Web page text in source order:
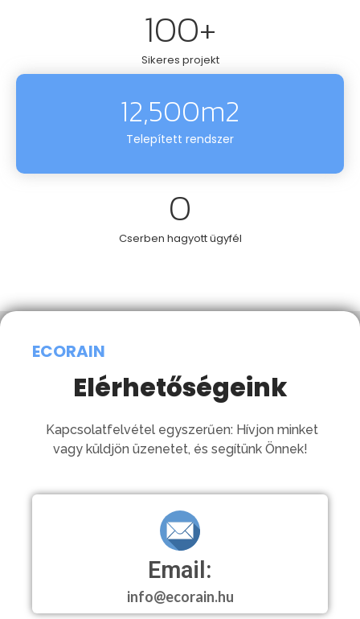
Sikeres projekt
100+
Telepített rendszer
12,500m2
Cserben hagyott ügyfél
0
ECORAIN
Elérhetőségeink
Kapcsolatfelvétel egyszerűen: Hívjon minket
vagy küldjön üzenetet, és segítünk Önnek!
Email:
info@ecorain.hu